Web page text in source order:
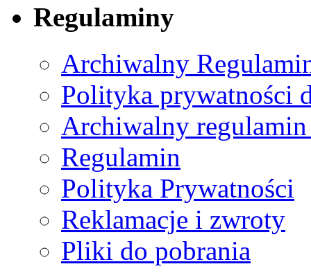
Regulaminy
Archiwalny
Polityka prywatności
Archiwalny
Regulamin
Polityka Prywatności
Reklamacje i zwroty
Pliki do pobrania